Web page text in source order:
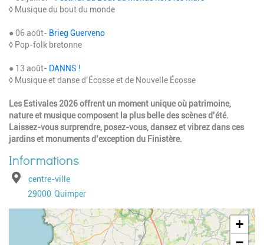
◊ Musique du bout du monde
● 06 août- Brieg Guerveno
◊ Pop-folk bretonne
● 13 août- DANNS !
◊ Musique et danse d’Écosse et de Nouvelle Écosse
Les Estivales 2026 offrent un moment unique où patrimoine,
nature et musique composent la plus belle des scènes d’été.
Laissez-vous surprendre, posez-vous, dansez et vibrez dans ces
jardins et monuments d’exception du Finistère.
Adressecentre-ville
Code postal
29000 Ville
Quimper
Geolocalisation
+